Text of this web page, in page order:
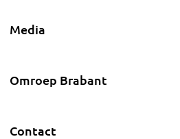
Media
Omroep Brabant
Contact